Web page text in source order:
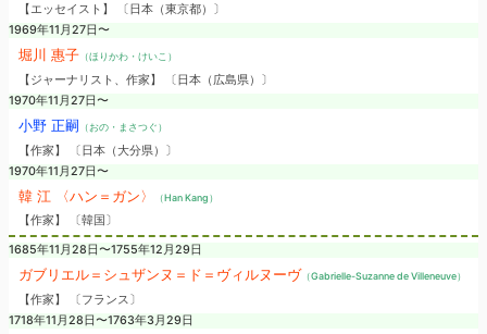
【エッセイスト】 〔日本（東京都）〕
1969年11月27日〜
堀川 惠子（ほりかわ・けいこ）
【ジャーナリスト、作家】 〔日本（広島県）〕
1970年11月27日〜
小野 正嗣 （おの・まさつぐ）
【作家】 〔日本（大分県）〕
1970年11月27日〜
韓 江 〈ハン＝ガン〉 （Han Kang）
【作家】 〔韓国〕
1685年11月28日〜1755年12月29日
ガブリエル＝シュザンヌ＝ド＝ヴィルヌーヴ （Gabrielle-Suzanne de Villeneuve）
【作家】 〔フランス〕
1718年11月28日〜1763年3月29日